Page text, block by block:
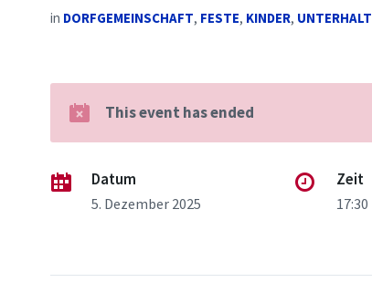
in DORFGEMEINSCHAFT, FESTE, KINDER,
This event has ended
Datum
5. Dezember 2025
Zeit
17:30